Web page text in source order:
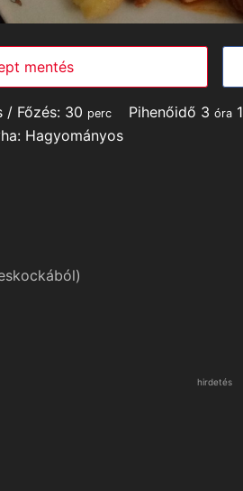
mentés
/ Főzés: 30 minutes
perc Pihenőidő 3 óra
Hagyományos
hirdetés